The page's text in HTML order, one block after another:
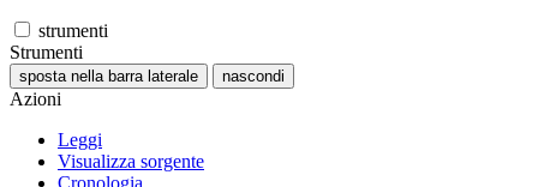
strumenti
Strumenti
sposta nella barra laterale nascondi
Azioni
Leggi
Visualizza sorgente